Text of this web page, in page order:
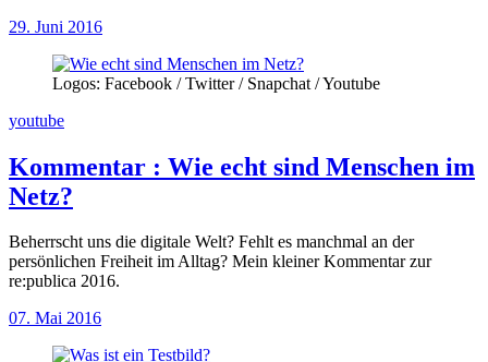
29. Juni 2016
Logos: Facebook / Twitter / Snapchat / Youtube
youtube
Kommentar : Wie echt sind Menschen im
Netz?
Beherrscht uns die digitale Welt? Fehlt es manchmal an der
persönlichen Freiheit im Alltag? Mein kleiner Kommentar zur
re:publica 2016.
07. Mai 2016